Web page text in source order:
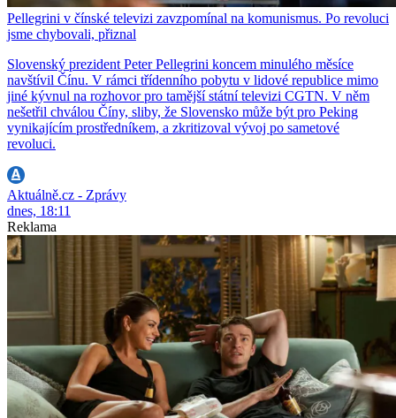
Pellegrini v čínské televizi zavzpomínal na komunismus. Po revoluci
jsme chybovali, přiznal
Slovenský prezident Peter Pellegrini koncem minulého měsíce
navštívil Čínu. V rámci třídenního pobytu v lidové republice mimo
jiné kývnul na rozhovor pro tamější státní televizi CGTN. V něm
nešetřil chválou Číny, sliby, že Slovensko může být pro Peking
vynikajícím prostředníkem, a zkritizoval vývoj po sametové
revoluci.
Aktuálně.cz - Zprávy
dnes, 18:11
Reklama